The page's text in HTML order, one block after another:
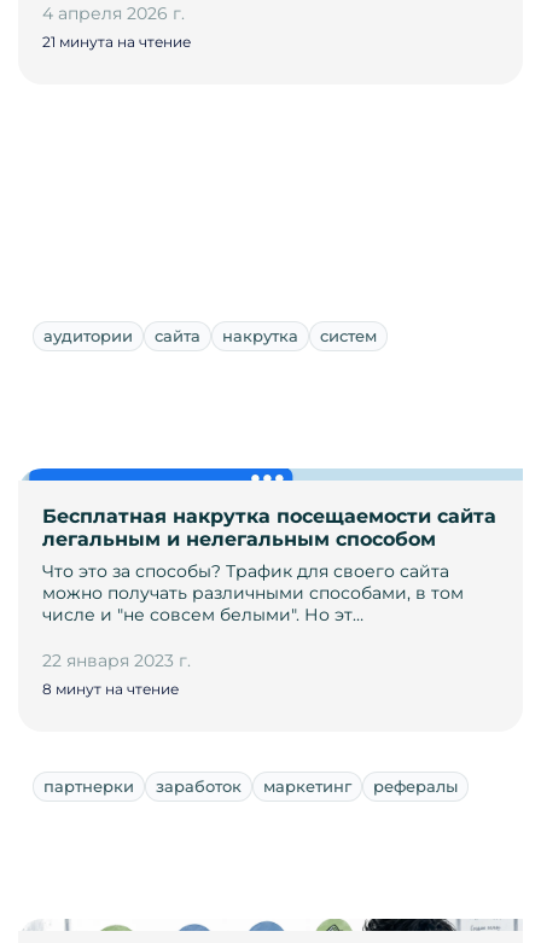
4 апреля 2026 г.
21 минута на чтение
аудитории сайта накрутка систем
Бесплатная накрутка посещаемости сайта
легальным и нелегальным способом
Что это за способы? Трафик для своего сайта
можно получать различными способами, в том
числе и "не совсем белыми". Но эт…
22 января 2023 г.
8 минут на чтение
партнерки заработок маркетинг рефералы